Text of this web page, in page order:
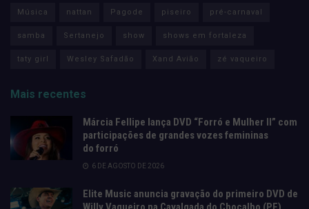
Música nattan Pagode piseiro pré-carnaval
samba Sertanejo show shows em fortaleza
taty girl Wesley Safadão Xand Avião zé vaqueiro
Mais recentes
Márcia Fellipe lança DVD “Forró e Mulher II” com
participações de grandes vozes femininas
do forró
6 DE AGOSTO DE 2026
Elite Music anuncia gravação do primeiro DVD de